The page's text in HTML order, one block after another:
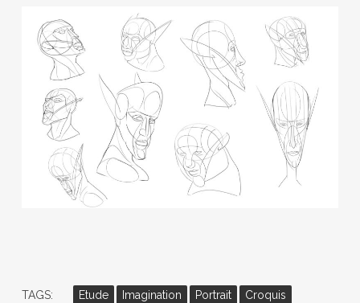
TAGS: Etude Imagination Portrait
Croquis